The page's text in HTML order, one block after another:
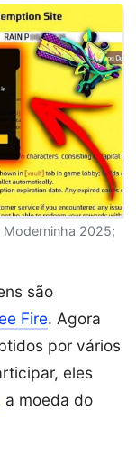
Moderninha 2025;
são
Fire. Agora
por vários
eles
a moeda do